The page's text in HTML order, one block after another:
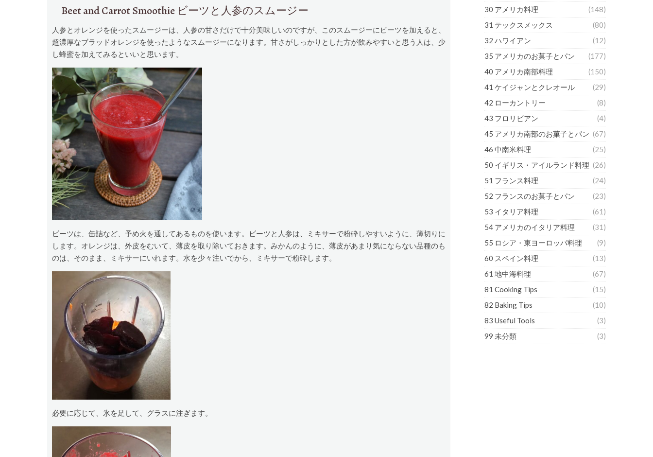
Beet and Carrot Smoothie ビーツと人参のスムージー
人参とオレンジを使ったスムージーは、人参の甘さだけで十分美味しいのですが、このスムージーにビーツを加えると、
超濃厚なブラッドオレンジを使ったようなスムージーになります。甘さがしっかりとした方が飲みやすいと思う人は、少
し蜂蜜を加えてみるといいと思います。
ビーツは、缶詰など、予め火を通してあるものを使います。ビーツと人参は、ミキサーで粉砕しやすいように、薄切りに
します。オレンジは、外皮をむいて、薄皮を取り除いておきます。みかんのように、薄皮があまり気にならない品種のも
のは、そのまま、ミキサーにいれます。水を少々注いでから、ミキサーで粉砕します。
必要に応じて、氷を足して、グラスに注ぎます。
30 アメリカ料理
(148)
31 テックスメックス
(80)
32 ハワイアン
(12)
35 アメリカのお菓子とパン
(177)
40 アメリカ南部料理
(150)
41 ケイジャンとクレオール
(29)
42 ローカントリー
(8)
43 フロリビアン
(4)
45 アメリカ南部のお菓子とパン (67)
46 中南米料理
(25)
50 イギリス・アイルランド料理 (26)
51 フランス料理
(24)
52 フランスのお菓子とパン
(23)
53 イタリア料理
(61)
54 アメリカのイタリア料理
(31)
55 ロシア・東ヨーロッパ料理
(9)
60 スペイン料理
(13)
61 地中海料理
(67)
81 Cooking Tips
(15)
82 Baking Tips
(10)
83 Useful Tools
(3)
99 未分類
(3)